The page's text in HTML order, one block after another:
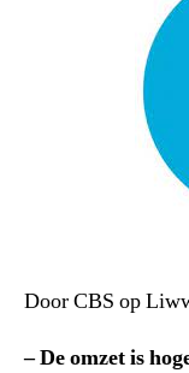
Door CBS op
– De omzet is